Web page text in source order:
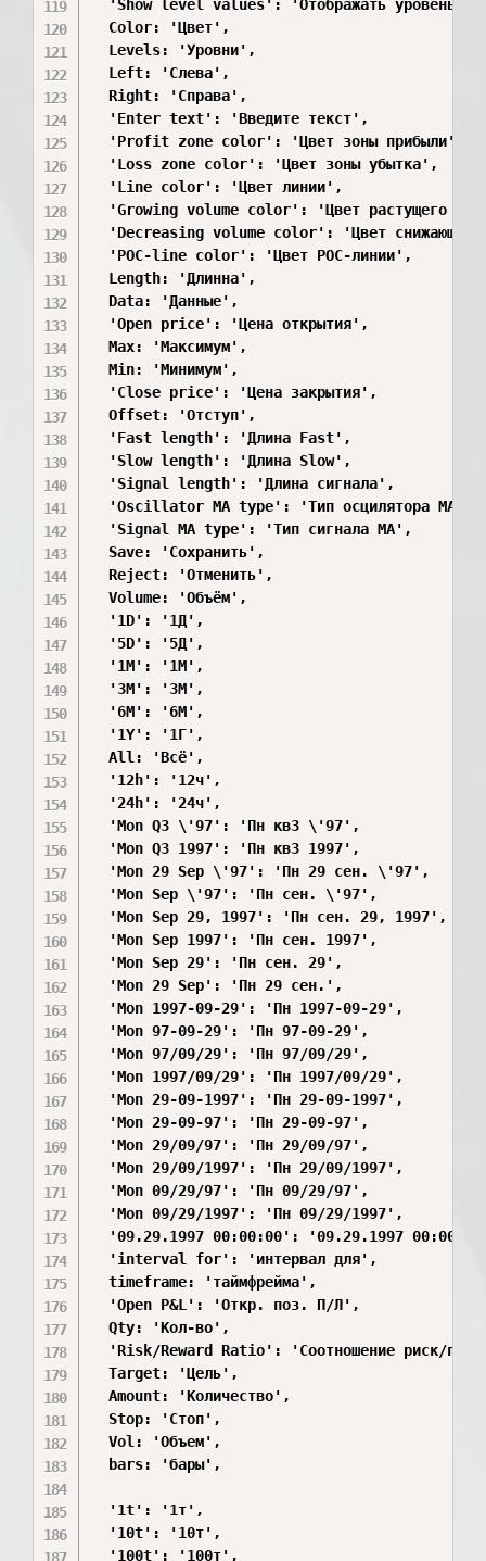
  'Show level values': 'Отображать уровень',
  Color: 'Цвет',
  Levels: 'Уровни',
  Left: 'Слева',
  Right: 'Справа',
  'Enter text': 'Введите текст',
  'Profit zone color': 'Цвет зоны прибыли',
  'Loss zone color': 'Цвет зоны убытка',
  'Line color': 'Цвет линии',
'Growing volume color': 'Цвет растущего
'Decreasing volume color': 'Цвет
  'POC-line color': 'Цвет POC-линии',
  Length: 'Длинна',
  Data: 'Данные',
  'Open price': 'Цена открытия',
  Max: 'Максимум',
  Min: 'Минимум',
  'Close price': 'Цена закрытия',
  Offset: 'Отступ',
  'Fast length': 'Длина Fast',
  'Slow length': 'Длина Slow',
  'Signal length': 'Длина сигнала',
  'Oscillator MA type': 'Тип осцилятора MA',
  'Signal MA type': 'Тип сигнала MA',
  Save: 'Сохранить',
  Reject: 'Отменить',
  Volume: 'Объём',
  '1D': '1Д',
  '5D': '5Д',
  '1M': '1М',
  '3M': '3М',
  '6M': '6М',
  '1Y': '1Г',
  All: 'Всё',
  '12h': '12ч',
  '24h': '24ч',
  'Mon Q3 \'97': 'Пн кв3 \'97',
  'Mon Q3 1997': 'Пн кв3 1997',
  'Mon 29 Sep \'97': 'Пн 29 сен. \'97',
  'Mon Sep \'97': 'Пн сен. \'97',
  'Mon Sep 29, 1997': 'Пн сен. 29, 1997',
  'Mon Sep 1997': 'Пн сен. 1997',
  'Mon Sep 29': 'Пн сен. 29',
  'Mon 29 Sep': 'Пн 29 сен.',
  'Mon 1997-09-29': 'Пн 1997-09-29',
  'Mon 97-09-29': 'Пн 97-09-29',
  'Mon 97/09/29': 'Пн 97/09/29',
  'Mon 1997/09/29': 'Пн 1997/09/29',
  'Mon 29-09-1997': 'Пн 29-09-1997',
  'Mon 29-09-97': 'Пн 29-09-97',
  'Mon 29/09/97': 'Пн 29/09/97',
  'Mon 29/09/1997': 'Пн 29/09/1997',
  'Mon 09/29/97': 'Пн 09/29/97',
  'Mon 09/29/1997': 'Пн 09/29/1997',
'09.29.1997 00:00:00': '09.29.1997
  'interval for': 'интервал для',
  timeframe: 'таймфрейма',
  'Open P&L': 'Откр. поз. П/Л',
  Qty: 'Кол-во',
'Risk/Reward Ratio': 'Соотношение риск/
  Target: 'Цель',
  Amount: 'Количество',
  Stop: 'Стоп',
  Vol: 'Объем',
  bars: 'бары',
  '1t': '1т',
  '10t': '10т',
  '100t': '100т',